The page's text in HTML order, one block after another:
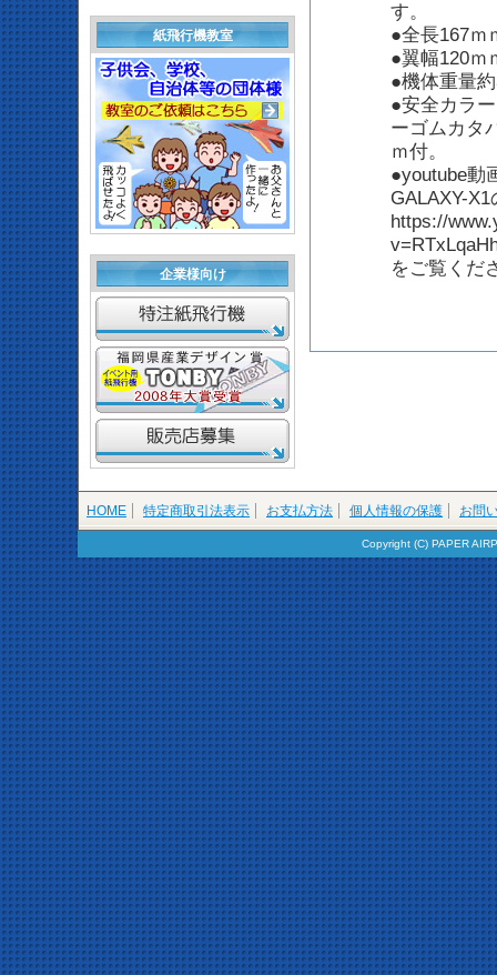
紙飛行機教室
企業様向け
す。
●全長167ｍ
●翼幅120ｍ
●機体重量
●安全カラ
ーゴムカタ
ｍ付。
●youtube動
GALAXY-
https://
をご覧くだ
HOME 特定商取引法表示 お支払方法 個人情報の保護 お問
Copyright (C) PAPER